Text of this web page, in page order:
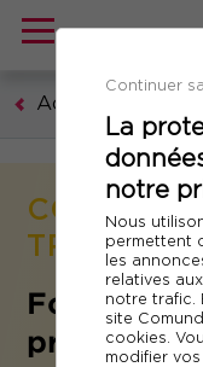
Continuer
La
notre
Nous
permettent
les
relatives
notre trafic.
site
cookies.
modifier
Accueil
Formation